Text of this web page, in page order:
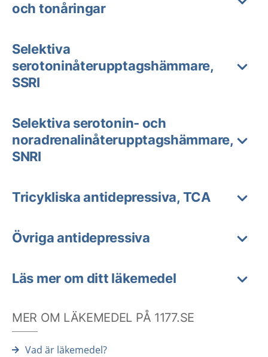
och tonåringar
Selektiva
serotoninåterupptagshämmare,
SSRI
Selektiva serotonin- och
noradrenalinåterupptagshämmare,
SNRI
Tricykliska antidepressiva, TCA
Övriga antidepressiva
Läs mer om ditt läkemedel
MER OM LÄKEMEDEL PÅ 1177.SE
Vad är läkemedel?